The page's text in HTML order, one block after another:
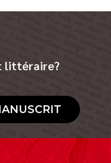
littéraire?